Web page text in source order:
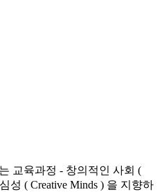
교육과정 - 창의적인 사회 (
성 ( Creative Minds ) 을 지향하